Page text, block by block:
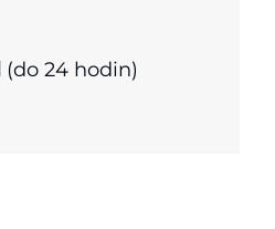
(do 24 hodin)